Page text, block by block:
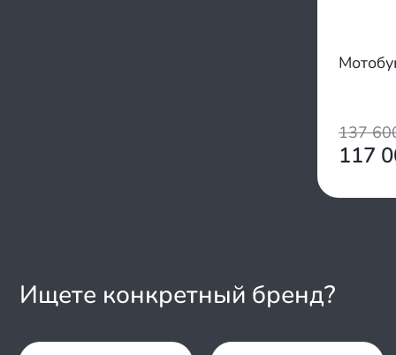
137
117
Ищете конкретный бренд?